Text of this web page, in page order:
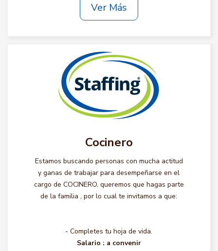
Ver Más
Cocinero
Estamos buscando personas con mucha actitud
y ganas de trabajar para desempeñarse en el
cargo de COCINERO, queremos que hagas parte
de la familia , por lo cual te invitamos a que:
- Completes tu hoja de vida.
Salario : a convenir